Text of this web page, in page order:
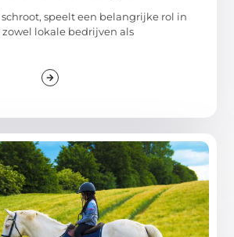
speelt een belangrijke rol in
zowel lokale bedrijven als